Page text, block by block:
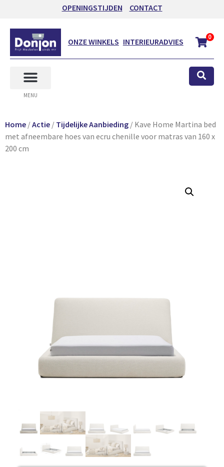
OPENINGSTIJDEN CONTACT
ONZE WINKELS INTERIEURADVIES 0
MENU
Home /Actie / Tijdelijke Aanbieding / Kave Home Martina bed
met afneembare hoes van ecru chenille voor matras van 160 x
200 cm